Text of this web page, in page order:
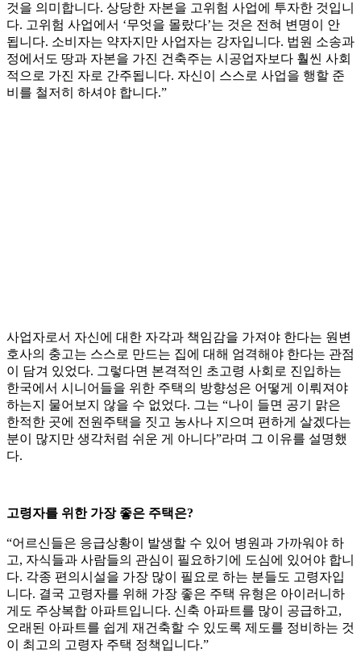
것을 의미합니다. 상당한 자본을 고위험 사업에 투자한 것입니
다. 고위험 사업에서 ‘무엇을 몰랐다’는 것은 전혀 변명이 안
됩니다. 소비자는 약자지만 사업자는 강자입니다. 법원 소송과
정에서도 땅과 자본을 가진 건축주는 시공업자보다 훨씬 사회
적으로 가진 자로 간주됩니다. 자신이 스스로 사업을 행할 준
비를 철저히 하셔야 합니다.”
사업자로서 자신에 대한 자각과 책임감을 가져야 한다는 원변
호사의 충고는 스스로 만드는 집에 대해 엄격해야 한다는 관점
이 담겨 있었다. 그렇다면 본격적인 초고령 사회로 진입하는
한국에서 시니어들을 위한 주택의 방향성은 어떻게 이뤄져야
하는지 물어보지 않을 수 없었다. 그는 “나이 들면 공기 맑은
한적한 곳에 전원주택을 짓고 농사나 지으며 편하게 살겠다는
분이 많지만 생각처럼 쉬운 게 아니다”라며 그 이유를 설명했
다.
고령자를 위한 가장 좋은 주택은?
“어르신들은 응급상황이 발생할 수 있어 병원과 가까워야 하
고, 자식들과 사람들의 관심이 필요하기에 도심에 있어야 합니
다. 각종 편의시설을 가장 많이 필요로 하는 분들도 고령자입
니다. 결국 고령자를 위해 가장 좋은 주택 유형은 아이러니하
게도 주상복합 아파트입니다. 신축 아파트를 많이 공급하고,
오래된 아파트를 쉽게 재건축할 수 있도록 제도를 정비하는 것
이 최고의 고령자 주택 정책입니다.”